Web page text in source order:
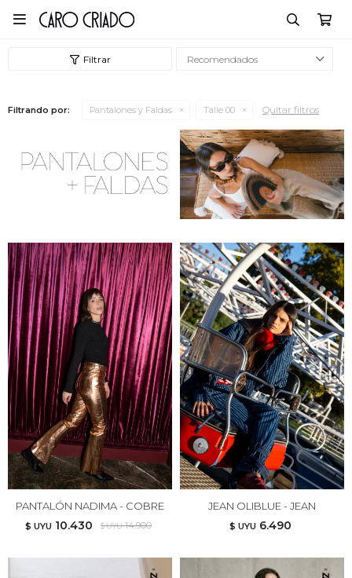

Recomendados
Filtrando por: Pantalones y Faldas Talle 00 Quitar filtros
PANTALÓN NADIMA - COBRE
$ UYU 10.430 $ UYU 14.900
JEAN OLIBLUE - JEAN
$ UYU 6.490